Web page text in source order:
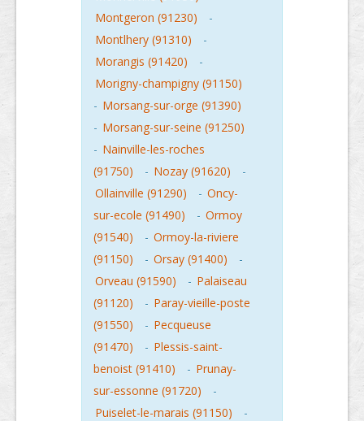
Montgeron (91230)
-
Montlhery (91310)
-
Morangis (91420)
-
Morigny-champigny (91150)
- Morsang-sur-orge (91390)
- Morsang-sur-seine (91250)
- Nainville-les-roches
(91750)
- Nozay (91620)
-
Ollainville (91290)
- Oncy-
sur-ecole (91490)
- Ormoy
(91540)
- Ormoy-la-riviere
(91150)
- Orsay (91400)
-
Orveau (91590)
- Palaiseau
(91120)
- Paray-vieille-poste
(91550)
- Pecqueuse
(91470)
- Plessis-saint-
benoist (91410)
- Prunay-
sur-essonne (91720)
-
Puiselet-le-marais (91150)
-